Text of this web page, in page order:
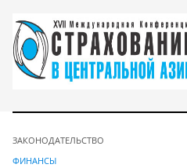
ЗАКОНОДАТЕЛЬСТВО
ФИНАНСЫ